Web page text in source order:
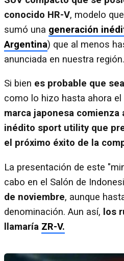
conocido HR-V, modelo
sumó una generación
Argentina) que al menos
anunciada en nuestra región.
Si bien es probable que
como lo hizo hasta ahora
marca japonesa comienza
inédito sport utility que
el próximo éxito de la
La presentación de este
cabo en el Salón de
de noviembre, aunque
denominación. Aun así, los
llamaría ZR-V.